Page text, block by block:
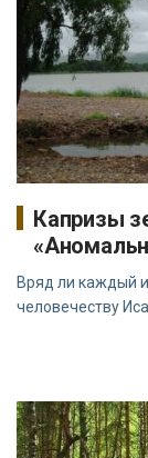
Капризы
Вряд ли каждый
человечеству